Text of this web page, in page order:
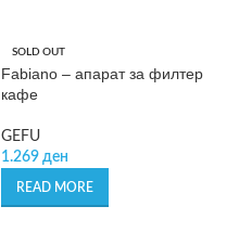
SOLD OUT
Fabiano – апарат за филтер
кафе
GEFU
1.269 ден
READ MORE